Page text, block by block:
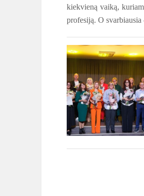
kiekvieną vaiką,
profesiją. O